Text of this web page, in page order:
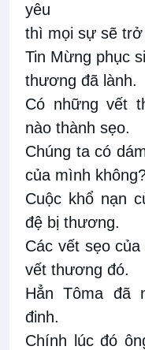
yêu
thì mọi sự sẽ trở
Tin Mừng phục
thương đã lành.
Có những vết
nào thành sẹo.
Chúng ta có
của mình
Cuộc khổ nạn
đệ bị thương.
Các vết sẹo
vết thương đó.
Hẳn Tôma đã
đinh.
Chính lúc đó